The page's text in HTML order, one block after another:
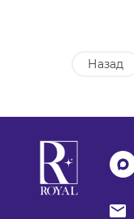
Назад